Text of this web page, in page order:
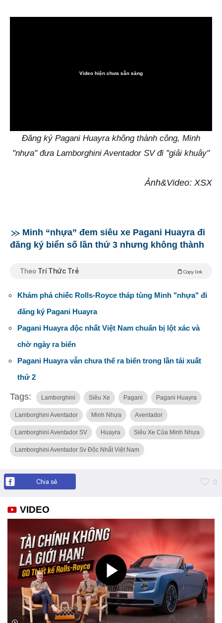
Video hiện chưa sẵn sàng
Đăng ký Pagani Huayra không thành công, Minh
"nhựa" đưa Lamborghini Aventador SV đi "giải khuây"
Ảnh&Video: XSX
Minh “nhựa” đem siêu xe Pagani Huayra đi
đăng ký biển số lần thứ 3 nhưng không thành
Theo Trí Thức Trẻ Copy link
Khám phá chiếc Rolls-Royce tháp tùng Minh "nhựa" đi
đăng ký Pagani Huayra
Pagani Huayra độc nhất Việt Nam chuẩn bị lột xác và
chờ ngày ra biển
Pagani Huayra vẫn chưa thể ra biển trong lần tái xuất
thứ 2
Tags: Lamborghini Siêu Xe Pagani Pagani Huayra
Lamborghini Aventador Minh Nhựa Aventador
Lamborghini Aventador SV Huayra Siêu Xe Của Minh Nhựa
Lamborghini Aventador Sv Độc Nhất Việt Nam
Chia sẻ 0
VIDEO